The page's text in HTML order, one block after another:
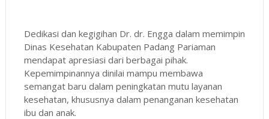
Dedikasi dan kegigihan Dr. dr. Engga dalam memimpin
Dinas Kesehatan Kabupaten Padang Pariaman
mendapat apresiasi dari berbagai pihak.
Kepemimpinannya dinilai mampu membawa
semangat baru dalam peningkatan mutu layanan
kesehatan, khususnya dalam penanganan kesehatan
ibu dan anak.